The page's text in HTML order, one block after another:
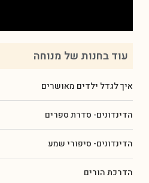
עוד בחנות של מנוחה
איך לגדל ילדים מאושרים
הדינדונים- סדרת ספרים
הדינדונים- סיפורי שמע
הדרכת הורים